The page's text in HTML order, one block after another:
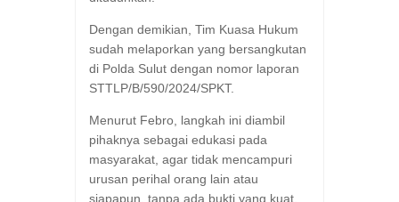
Dengan demikian, Tim Kuasa Hukum
sudah melaporkan yang bersangkutan
di Polda Sulut dengan nomor laporan
STTLP/B/590/2024/SPKT.
Menurut Febro, langkah ini diambil
pihaknya sebagai edukasi pada
masyarakat, agar tidak mencampuri
urusan perihal orang lain atau
siapapun, tanpa ada bukti yang kuat.